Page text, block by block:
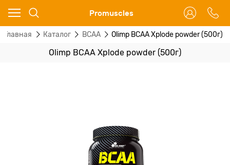
Promuscles
Главная Каталог BCAA Olimp BCAA Xplode powder (500г)
Olimp BCAA Xplode powder (500г)
Ваш город - Москва,
угадали?
ДА НЕТ